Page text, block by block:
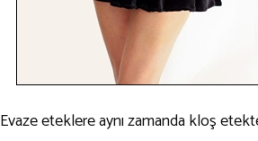
Evaze eteklere aynı zamanda kloş